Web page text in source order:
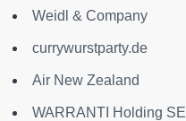
Weidl & Company
currywurstparty.de
Air New Zealand
WARRANTI Holding SE